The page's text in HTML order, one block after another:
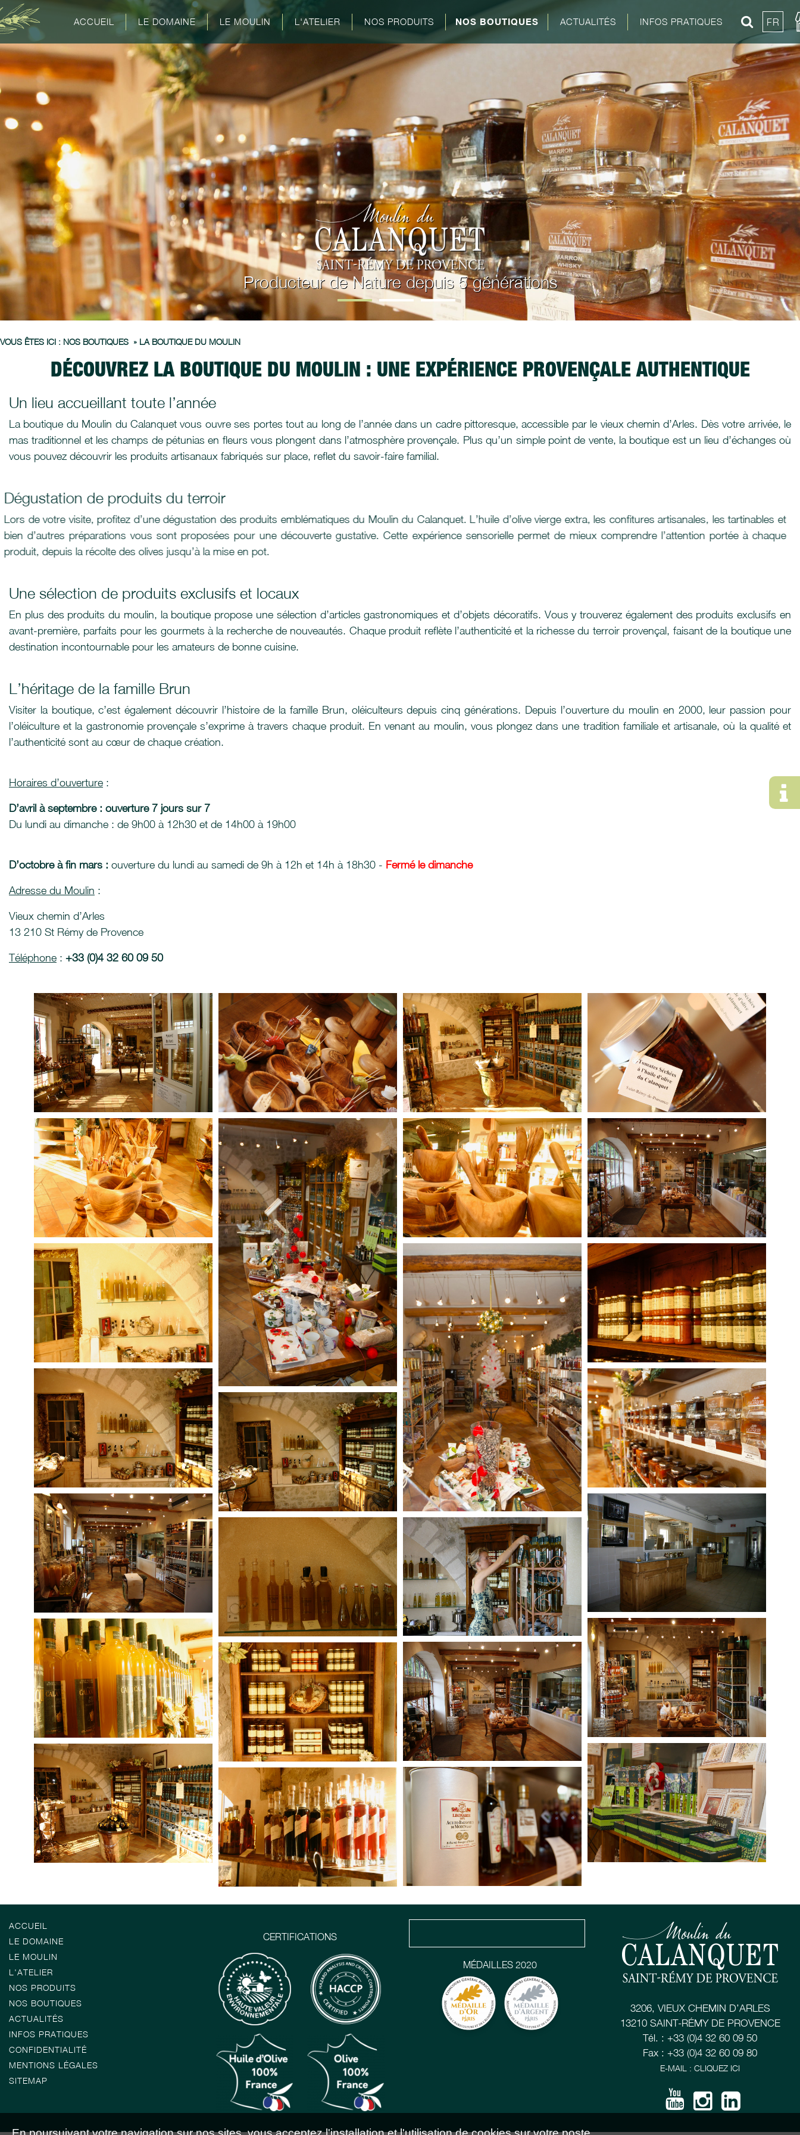
ACCUEIL LE DOMAINE LE MOULIN L'ATELIER NOS PRODUITS NOS BOUTIQUES ACTUALITÉS INFOS PRATIQUES FR
Producteur de Nature depuis 5 générations
VOUS ÊTES ICI : NOS BOUTIQUES » LA BOUTIQUE DU MOULIN
DÉCOUVREZ LA BOUTIQUE DU MOULIN : UNE EXPÉRIENCE PROVENÇALE AUTHENTIQUE
Un lieu accueillant toute l’année
La boutique du Moulin du Calanquet vous ouvre ses portes tout au long de l’année dans un cadre pittoresque, accessible par le vieux chemin d’Arles. Dès votre arrivée, le
mas traditionnel et les champs de pétunias en fleurs vous plongent dans l’atmosphère provençale. Plus qu’un simple point de vente, la boutique est un lieu d’échanges où
vous pouvez découvrir les produits artisanaux fabriqués sur place, reflet du savoir-faire familial.
Dégustation de produits du terroir
Lors de votre visite, profitez d’une dégustation des produits emblématiques du Moulin du Calanquet. L’huile d’olive vierge extra, les confitures artisanales, les tartinables et
bien d’autres préparations vous sont proposées pour une découverte gustative. Cette expérience sensorielle permet de mieux comprendre l’attention portée à chaque
produit, depuis la récolte des olives jusqu’à la mise en pot.
Une sélection de produits exclusifs et locaux
En plus des produits du moulin, la boutique propose une sélection d’articles gastronomiques et d’objets décoratifs. Vous y trouverez également des produits exclusifs en
avant-première, parfaits pour les gourmets à la recherche de nouveautés. Chaque produit reflète l’authenticité et la richesse du terroir provençal, faisant de la boutique une
destination incontournable pour les amateurs de bonne cuisine.
L’héritage de la famille Brun
Visiter la boutique, c’est également découvrir l’histoire de la famille Brun, oléiculteurs depuis cinq générations. Depuis l’ouverture du moulin en 2000, leur passion pour
l’oléiculture et la gastronomie provençale s’exprime à travers chaque produit. En venant au moulin, vous plongez dans une tradition familiale et artisanale, où la qualité et
l’authenticité sont au cœur de chaque création.
Horaires d’ouverture :
D’avril à septembre : ouverture 7 jours sur 7
Du lundi au dimanche : de 9h00 à 12h30 et de 14h00 à 19h00
D’octobre à fin mars : ouverture du lundi au samedi de 9h à 12h et 14h à 18h30 - Fermé le dimanche
Adresse du Moulin :
Vieux chemin d’Arles
13 210 St Rémy de Provence
Téléphone : +33 (0)4 32 60 09 50
ACCUEIL
LE DOMAINE
LE MOULIN
L'ATELIER
NOS PRODUITS
NOS BOUTIQUES
ACTUALITÉS
INFOS PRATIQUES
CONFIDENTIALITÉ
MENTIONS LÉGALES
SITEMAP
CERTIFICATIONS
MÉDAILLES 2020
3206, VIEUX CHEMIN D’ARLES
13210 SAINT-RÉMY DE PROVENCE
Tél. : +33 (0)4 32 60 09 50
Fax : +33 (0)4 32 60 09 80
E-MAIL : CLIQUEZ ICI